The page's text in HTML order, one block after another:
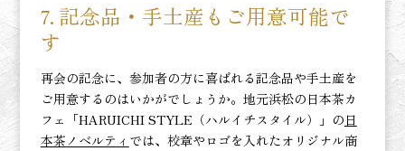
7. 記念品・手土産もご用意可能で
す
再会の記念に、参加者の方に喜ばれる記念品や手土産を
ご用意するのはいかがでしょうか。地元浜松の日本茶カ
フェ「HARUICHI STYLE（ハルイチスタイル）」の 日
本茶ノベルティ では、校章やロゴを入れたオリジナル商